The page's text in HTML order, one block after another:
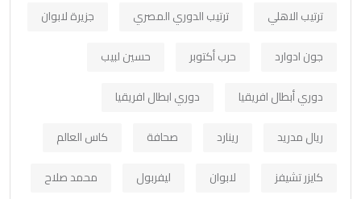
ترتيب الاهلي
ترتيب الدوري المصري
جزيرة لابوان
جون ادوارد
حرب أكتوبر
حسين لبيب
دوري أبطال افريقيا
دوري ابطال افريقيا
ريال مدريد
رينارد صحافة
كاس العالم
كايزر تشيفز
لابوان ليفربول
محمد صلاح